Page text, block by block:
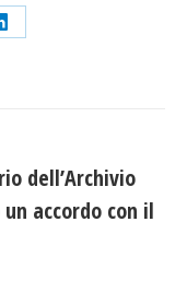
dell’Archivio
accordo con il